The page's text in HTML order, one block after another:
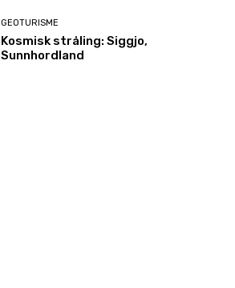
GEOTURISME
Kosmisk stråling: Siggjo,
Sunnhordland